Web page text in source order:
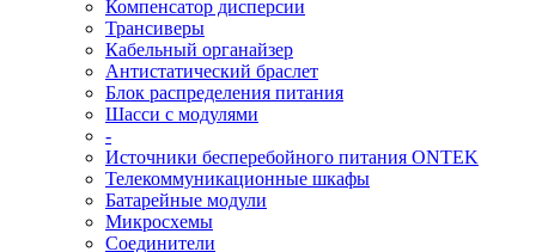
Компенсатор дисперсии
Трансиверы
Кабельный органайзер
Антистатический браслет
Блок распределения питания
Шасси с модулями
-
Источники бесперебойного питания ONTEK
Телекоммуникационные шкафы
Батарейные модули
Микросхемы
Соединители